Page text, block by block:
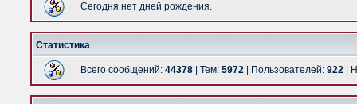
Сегодня нет дней рождения.
Статистика
Всего сообщений: 44378 | Тем: 5972 | Пользователей: 922 |